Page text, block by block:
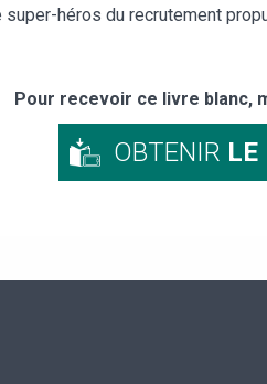
héros du recrutement
Pour recevoir ce livre blanc,
OBTENIR LE